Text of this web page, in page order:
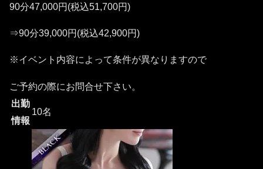
90分47,000円(税込51,700円)
⇒90分39,000円(税込42,900円)
※イベント内容によって条件が異なりますので
ご予約の際にお問合せ下さい。
出勤
情報
10名